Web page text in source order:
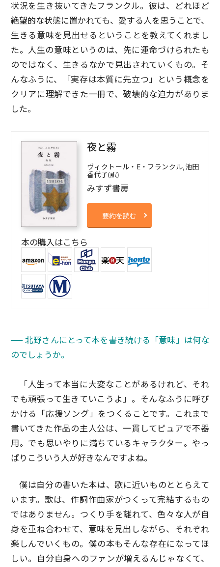
状況を生き抜いてきたフランクル。彼は、どれほど
絶望的な状態に置かれても、愛する人を思うことで、
生きる意味を見出せるということを教えてくれまし
た。人生の意味というのは、先に運命づけられたも
のではなく、生きるなかで見出されていくもの。そ
んなふうに、「実存は本質に先立つ」という概念を
クリアに理解できた一冊で、破壊的な迫力がありま
した。
夜と霧
ヴィクトール・E・フランクル,池田
香代子(訳)
みすず書房
要約を読む
本の購入はこちら
── 北野さんにとって本を書き続ける「意味」は何な
のでしょうか。
「人生って本当に大変なことがあるけれど、それ
でも頑張って生きていこうよ」。そんなふうに呼び
かける「応援ソング」をつくることです。これまで
書いてきた作品の主人公は、一貫してピュアで不器
用。でも思いやりに満ちているキャラクター。やっ
ぱりこういう人が好きなんですよね。
僕は自分の書いた本は、歌に近いものととらえて
います。歌は、作詞作曲家がつくって完結するもの
ではありません。つくり手を離れて、色々な人が自
身を重ね合わせて、意味を見出しながら、それぞれ
楽しんでいくもの。僕の本もそんな存在になってほ
しい。自分自身へのファンが増えるんじゃなくて、